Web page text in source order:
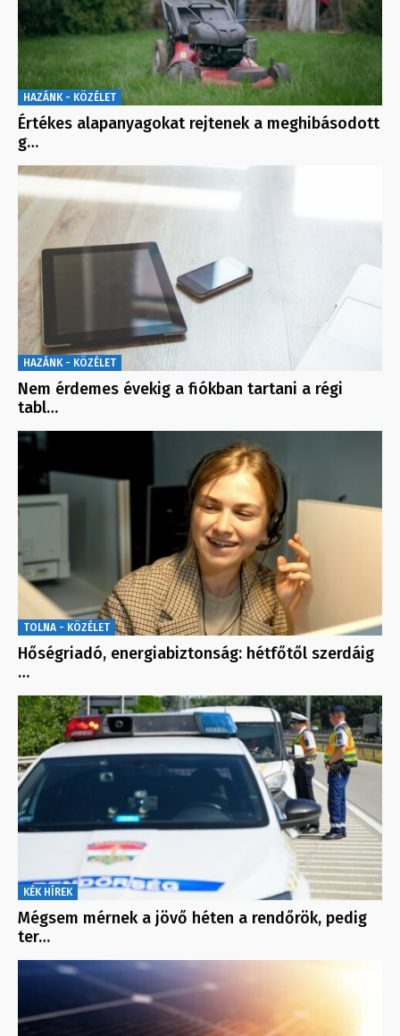
HAZÁNK - KÖZÉLET
Értékes alapanyagokat rejtenek a meghibásodott
g…
HAZÁNK - KÖZÉLET
Nem érdemes évekig a fiókban tartani a régi
tabl…
TOLNA - KÖZÉLET
Hőségriadó, energiabiztonság: hétfőtől szerdáig
…
KÉK HÍREK
Mégsem mérnek a jövő héten a rendőrök, pedig
ter…